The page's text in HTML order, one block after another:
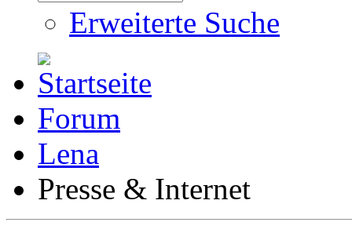
Erweiterte Suche
Forum
Lena
Presse & Internet